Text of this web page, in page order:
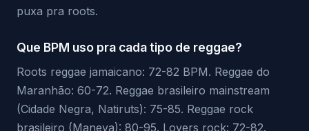
puxa pra roots.
Que BPM uso pra cada tipo de reggae?
Roots reggae jamaicano: 72-82 BPM. Reggae do
Maranhão: 60-72. Reggae brasileiro mainstream
(Cidade Negra, Natiruts): 75-85. Reggae rock
brasileiro (Maneva): 80-95. Lovers rock: 72-82.